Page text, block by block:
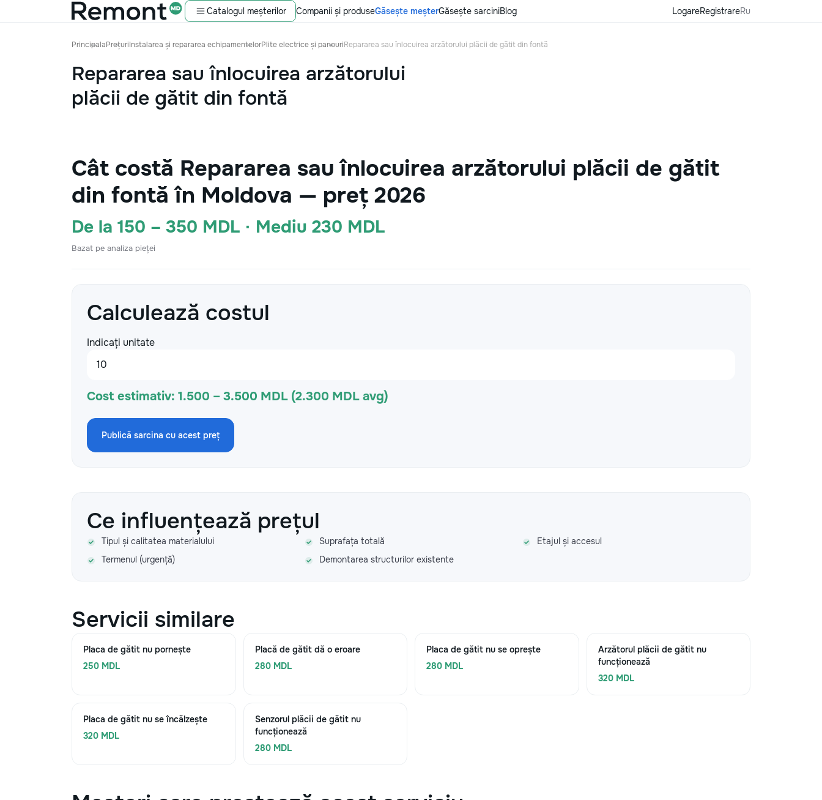
Catalogul meșterilor Companii și produseGăsește meșterGăsește sarciniBlog LogareRegistrareRu
PrincipalaPrețuriInstalarea și repararea echipamentelorPlite electrice și panouriRepararea sau înlocuirea arzătorului plăcii de gătit din fontă
Repararea sau înlocuirea arzătorului
plăcii de gătit din fontă
Cât costă Repararea sau înlocuirea arzătorului plăcii de gătit
din fontă în Moldova — preț 2026
De la 150 – 350 MDL · Mediu 230 MDL
Bazat pe analiza pieței
Calculează costul
Indicați unitate
Cost estimativ: 1.500 – 3.500 MDL (2.300 MDL avg)
Publică sarcina cu acest preț
Ce influențează prețul
Tipul și calitatea materialului Suprafața totală
Etajul și accesul
Termenul (urgență)
Demontarea structurilor existente
Servicii similare
Placa de gătit nu pornește
250 MDL
Placă de gătit dă o eroare
280 MDL
Placa de gătit nu se oprește
280 MDL
Arzătorul plăcii de gătit nu
funcționează
320 MDL
Placa de gătit nu se încălzește
320 MDL
Senzorul plăcii de gătit nu
funcționează
280 MDL